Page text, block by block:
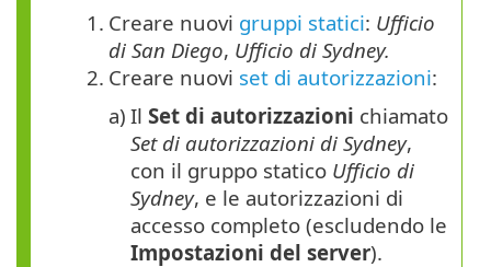
1. Creare nuovi gruppi statici: Ufficio
di San Diego, Ufficio di Sydney.
2. Creare nuovi set di autorizzazioni:
a) Il Set di autorizzazioni chiamato
Set di autorizzazioni di Sydney,
con il gruppo statico Ufficio di
Sydney, e le autorizzazioni di
accesso completo (escludendo le
Impostazioni del server).